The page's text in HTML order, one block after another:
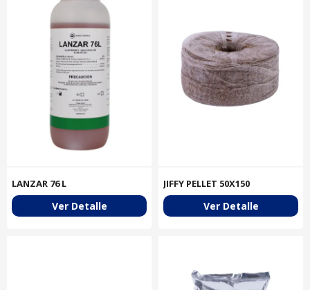
LANZAR 76 L
Ver Detalle
JIFFY PELLET 50X150
Ver Detalle